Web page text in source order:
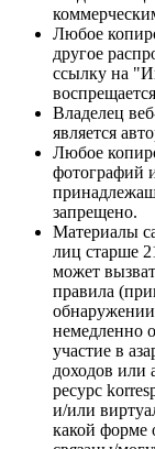
Любое
другое
ссылку на
Владелец
является
Любое
фотографий
запрещено.
Материалы
лиц старше
может
правила
немедленно
участие в
доходов или
ресурс
и/или
какой форме